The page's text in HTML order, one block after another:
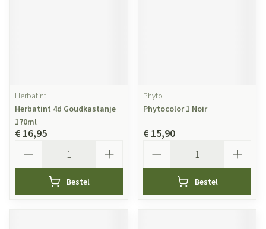
Herbatint
Herbatint 4d Goudkastanje
170ml
€ 16,95
Bestel
Phyto
Phytocolor 1 Noir
€ 15,90
Bestel